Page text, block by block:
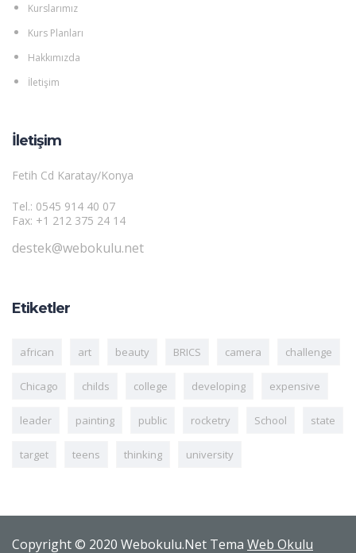
Kurslarımız
Kurs Planları
Hakkımızda
İletişim
İletişim
Fetih Cd Karatay/Konya
Tel.: 0545 914 40 07
Fax: +1 212 375 24 14
destek@webokulu.net
Etiketler
african art beauty BRICS camera challenge
Chicago childs college developing expensive
leader painting public rocketry School state
target teens thinking university
Copyright © 2020 Webokulu.Net Tema Web Okulu